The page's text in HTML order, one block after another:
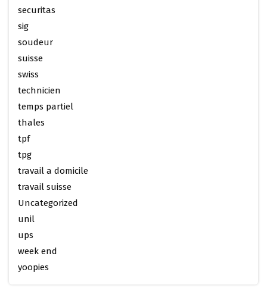
securitas
sig
soudeur
suisse
swiss
technicien
temps partiel
thales
tpf
tpg
travail a domicile
travail suisse
Uncategorized
unil
ups
week end
yoopies